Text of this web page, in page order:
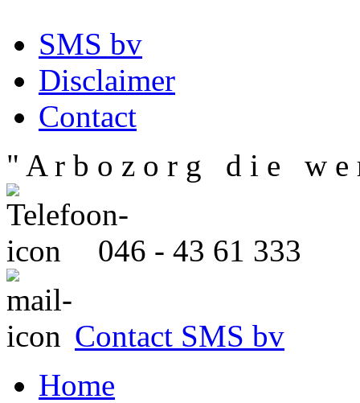
SMS bv
Disclaimer
Contact
" A r b o z o r g d i e w e
046 - 43 61 333
Contact SMS bv
Home